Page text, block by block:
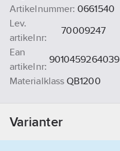
Artikelnummer: 0661540
Lev.
artikelnr:
70009247
Ean
artikelnr:
9010459264039
Materialklass QB1200
Varianter